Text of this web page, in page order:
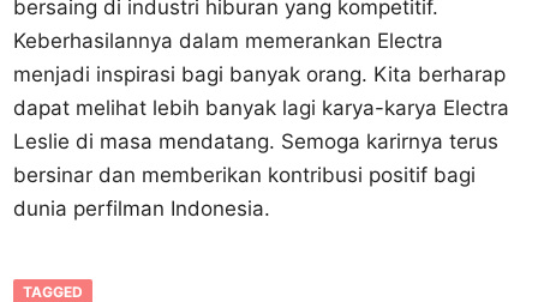
bersaing di industri hiburan yang kompetitif.
Keberhasilannya dalam memerankan Electra
menjadi inspirasi bagi banyak orang. Kita berharap
dapat melihat lebih banyak lagi karya-karya Electra
Leslie di masa mendatang. Semoga karirnya terus
bersinar dan memberikan kontribusi positif bagi
dunia perfilman Indonesia.
TAGGED